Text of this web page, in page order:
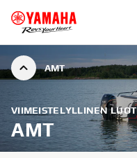
AMT
VIIMEISTELYLLINEN
AMT